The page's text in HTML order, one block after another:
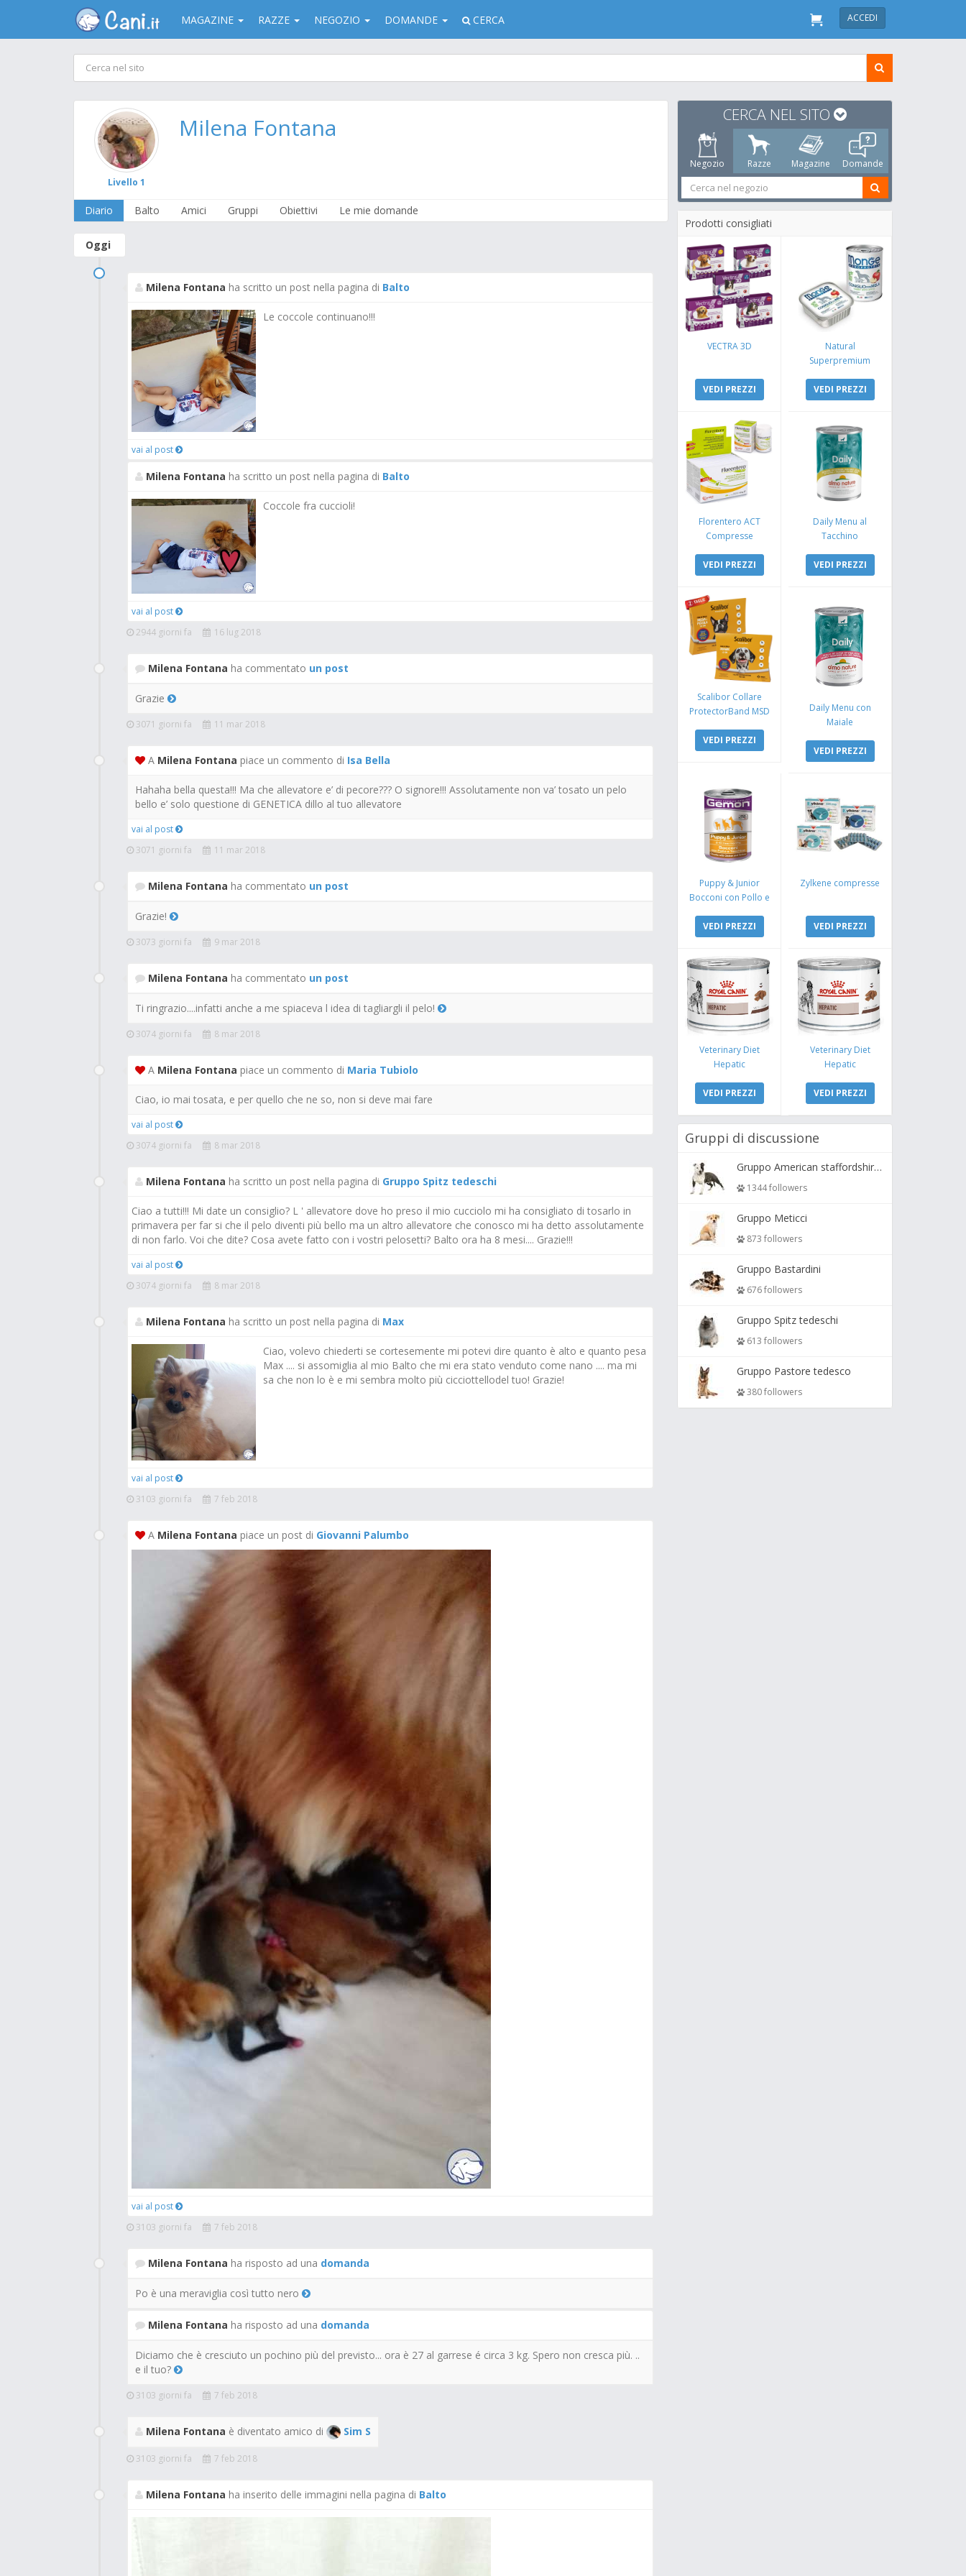
MAGAZINE RAZZE NEGOZIO DOMANDE CERCA ACCEDI
Livello 1
Milena Fontana
Diario Balto Amici Gruppi Obiettivi Le mie domande
Oggi
Milena Fontana ha scritto un post nella pagina di Balto
Le coccole continuano!!!
vai al post
Milena Fontana ha scritto un post nella pagina di Balto
Coccole fra cuccioli!
vai al post
2944 giorni fa
16 lug 2018
Milena Fontana ha commentato un post
Grazie
3071 giorni fa 11 mar 2018
A Milena Fontana piace un commento di Isa Bella
Hahaha bella questa!!! Ma che allevatore e’ di pecore??? O signore!!! Assolutamente non va’ tosato un pelo
bello e’ solo questione di GENETICA dillo al tuo allevatore
vai al post
3071 giorni fa
11 mar 2018
Milena Fontana ha commentato un post
Grazie!
3073 giorni fa 9 mar 2018
Milena Fontana ha commentato un post
Ti ringrazio....infatti anche a me spiaceva l idea di tagliargli il pelo!
3074 giorni fa 8 mar 2018
A Milena Fontana piace un commento di Maria Tubiolo
Ciao, io mai tosata, e per quello che ne so, non si deve mai fare
vai al post
3074 giorni fa
8 mar 2018
Milena Fontana ha scritto un post nella pagina di Gruppo Spitz tedeschi
Ciao a tutti!!! Mi date un consiglio? L ' allevatore dove ho preso il mio cucciolo mi ha consigliato di tosarlo in
primavera per far si che il pelo diventi più bello ma un altro allevatore che conosco mi ha detto assolutamente
di non farlo. Voi che dite? Cosa avete fatto con i vostri pelosetti? Balto ora ha 8 mesi.... Grazie!!!
vai al post
3074 giorni fa
8 mar 2018
Milena Fontana ha scritto un post nella pagina di Max
Ciao, volevo chiederti se cortesemente mi potevi dire quanto è alto e quanto pesa
Max .... si assomiglia al mio Balto che mi era stato venduto come nano .... ma mi
sa che non lo è e mi sembra molto più cicciottellodel tuo! Grazie!
vai al post
3103 giorni fa
7 feb 2018
A Milena Fontana piace un post di Giovanni Palumbo
vai al post
3103 giorni fa
7 feb 2018
Milena Fontana ha risposto ad una domanda
Po è una meraviglia così tutto nero
Milena Fontana ha risposto ad una domanda
Diciamo che è cresciuto un pochino più del previsto... ora è 27 al garrese é circa 3 kg. Spero non cresca più. ..
e il tuo?
3103 giorni fa 7 feb 2018
Milena Fontana è diventato amico di Sim S
3103 giorni fa 7 feb 2018
Milena Fontana ha inserito delle immagini nella pagina di Balto
CERCA NEL SITO
Negozio Razze Magazine Domande
Prodotti consigliati
VECTRA 3D
VEDI PREZZI
Natural
Superpremium
Coniglio e Mela
VEDI PREZZI
Florentero ACT
Compresse
VEDI PREZZI
Daily Menu al
Tacchino
VEDI PREZZI
Scalibor Collare
ProtectorBand MSD
VEDI PREZZI
Daily Menu con
Maiale
VEDI PREZZI
Puppy & Junior
Bocconi con Pollo e
VEDI PREZZI
Zylkene compresse
VEDI PREZZI
Veterinary Diet
Hepatic
VEDI PREZZI
Veterinary Diet
Hepatic
VEDI PREZZI
Gruppi di discussione
Gruppo American staffordshire terrier ( amstaff, amastaff )
1344 followers
Gruppo Meticci
873 followers
Gruppo Bastardini
676 followers
Gruppo Spitz tedeschi
613 followers
Gruppo Pastore tedesco
380 followers